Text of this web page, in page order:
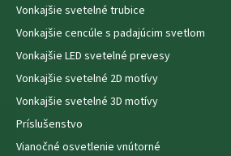
Vonkajšie svetelné trubice
Vonkajšie cencúle s padajúcim svetlom
Vonkajšie LED svetelné prevesy
Vonkajšie svetelné 2D motívy
Vonkajšie svetelné 3D motívy
Príslušenstvo
Vianočné osvetlenie vnútorné